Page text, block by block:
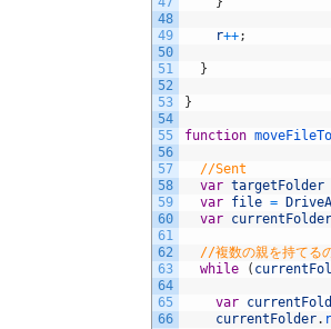
48
49
50
51
52
53
54
55
56
57
58
59
60
61
62
63
64
65
66
r++;
}
}
function
//Sent
var targetFolder
var file =
var
//複数の親を持てる
while
(
var
currentFolder.